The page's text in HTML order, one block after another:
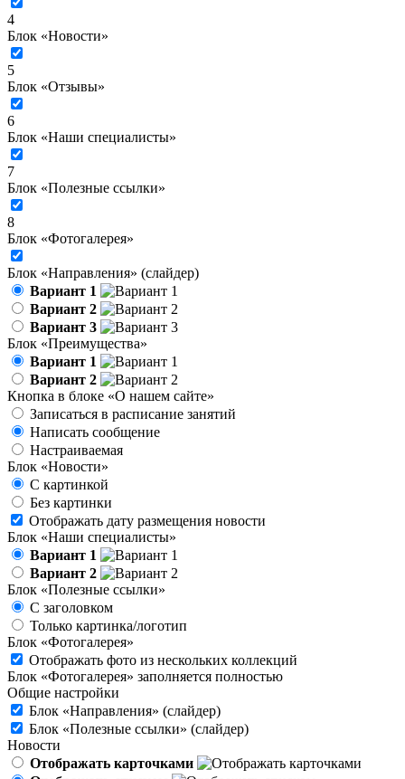
4
Блок «Новости»
5
Блок «Отзывы»
6
Блок «Наши специалисты»
7
Блок «Полезные ссылки»
8
Блок «Фотогалерея»
Блок «Направления» (слайдер)
Вариант 1
Вариант 2
Вариант 3
Блок «Преимущества»
Вариант 1
Вариант 2
Кнопка в блоке «О нашем сайте»
Записаться в расписание занятий
Написать сообщение
Настраиваемая
Блок «Новости»
С картинкой
Без картинки
Отображать дату размещения новости
Блок «Наши специалисты»
Вариант 1
Вариант 2
Блок «Полезные ссылки»
С заголовком
Только картинка/логотип
Блок «Фотогалерея»
Отображать фото из нескольких коллекций
Блок «Фотогалерея» заполняется полностью
Общие настройки
Блок «Направления» (слайдер)
Блок «Полезные ссылки» (слайдер)
Новости
Отображать карточками